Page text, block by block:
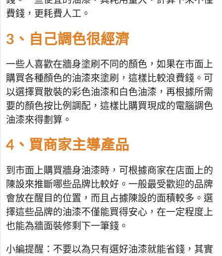
費錢，更耗費人工。
3、自己調色很經濟
一些人喜歡在牆身塗刷不同的顏色，如果在市面上
購買各種顏色的油漆來塗刷，這樣比較浪費錢。可
以選擇買散裝的彩色油漆和白色油漆，再根據所需
要的顏色按比例調配，這樣比購買現成的電腦調色
油漆來得劃算。
4、買商家主導產品
到市面上購買牆身油漆時，可根據商家在店面上的
陳設來推斷哪些品牌比較好。一般最受歡迎的品牌
會放在醒目的位置，而且占據陳設的面積較多。選
擇這些品牌的油漆不僅能買得安心，在一定程度上
也能為牆面裝修剩下一筆錢。
小編提醒：不要以為只有選好油漆就能省錢，其實